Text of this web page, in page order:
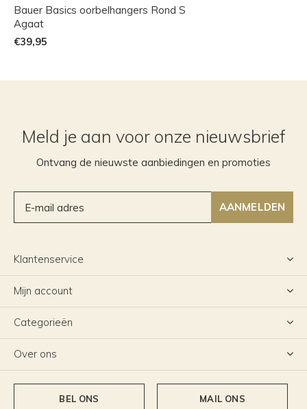
Bauer Basics oorbelhangers Rond S
Agaat
€39,95
Meld je aan voor onze nieuwsbrief
Ontvang de nieuwste aanbiedingen en promoties
AANMELDEN
Klantenservice
Mijn account
Categorieën
Over ons
BEL ONS MAIL ONS